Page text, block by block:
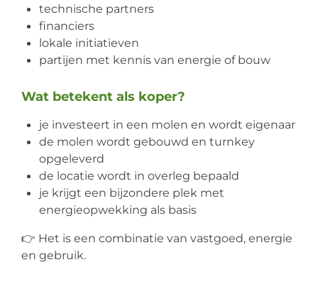
technische partners
financiers
lokale initiatieven
partijen met kennis van energie of bouw
Wat betekent als koper?
je investeert in een molen en wordt eigenaar
de molen wordt gebouwd en turnkey
opgeleverd
de locatie wordt in overleg bepaald
je krijgt een bijzondere plek met
energieopwekking als basis
👉 Het is een combinatie van vastgoed, energie
en gebruik.